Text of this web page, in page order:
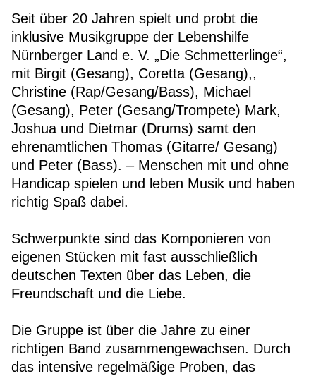
Seit über 20 Jahren spielt und probt die
inklusive Musikgruppe der Lebenshilfe
Nürnberger Land e. V. „Die Schmetterlinge“,
mit Birgit (Gesang), Coretta (Gesang),,
Christine (Rap/Gesang/Bass), Michael
(Gesang), Peter (Gesang/Trompete) Mark,
Joshua und Dietmar (Drums) samt den
ehrenamtlichen Thomas (Gitarre/ Gesang)
und Peter (Bass). – Menschen mit und ohne
Handicap spielen und leben Musik und haben
richtig Spaß dabei.
Schwerpunkte sind das Komponieren von
eigenen Stücken mit fast ausschließlich
deutschen Texten über das Leben, die
Freundschaft und die Liebe.
Die Gruppe ist über die Jahre zu einer
richtigen Band zusammengewachsen. Durch
das intensive regelmäßige Proben, das